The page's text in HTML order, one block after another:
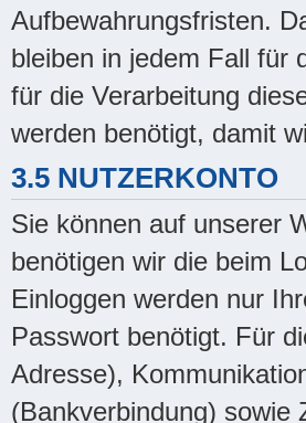
Aufbewahrungsfristen.
bleiben in jedem Fall für
für die Verarbeitung
werden benötigt, damit
3.5 NUTZERKONTO
Sie können auf unserer
benötigen wir die beim
Einloggen werden nur
Passwort benötigt. Für
Adresse),
(Bankverbindung) sowie